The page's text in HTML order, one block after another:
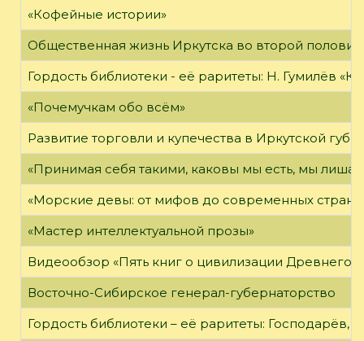
«Кофейные истории»
Общественная жизнь Иркутска во второй
Гордость библиотеки - её раритеты: Н. Гумилёв
«Почемучкам обо всём»
Развитие торговли и купечества в Иркутской
«Принимая себя такими, каковы мы есть, мы
«Морские девы: от мифов до современных
«Мастер интеллектуальной прозы»
Видеообзор «Пять книг о цивилизации Древнего
Восточно-Сибирское генерал-губернаторство
Гордость библиотеки – её раритеты: